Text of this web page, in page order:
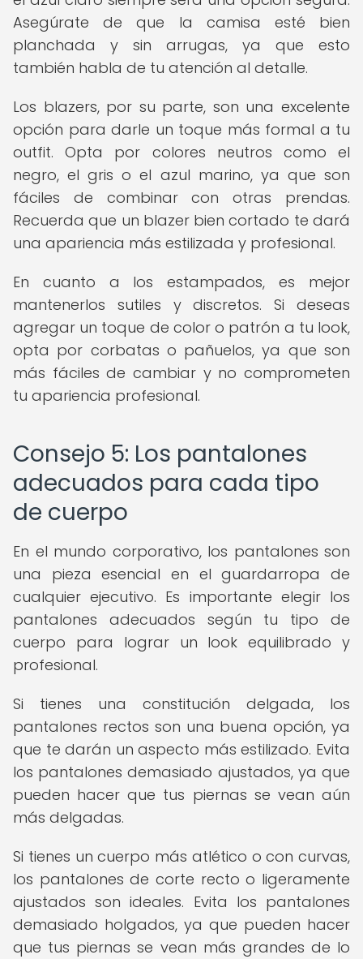
Asegúrate de que la camisa esté bien
planchada y sin arrugas, ya que esto
también habla de tu atención al detalle.
Los blazers, por su parte, son una excelente
opción para darle un toque más formal a tu
outfit. Opta por colores neutros como el
negro, el gris o el azul marino, ya que son
fáciles de combinar con otras prendas.
Recuerda que un blazer bien cortado te dará
una apariencia más estilizada y profesional.
En cuanto a los estampados, es mejor
mantenerlos sutiles y discretos. Si deseas
agregar un toque de color o patrón a tu look,
opta por corbatas o pañuelos, ya que son
más fáciles de cambiar y no comprometen
tu apariencia profesional.
Consejo 5: Los pantalones
adecuados para cada tipo
de cuerpo
En el mundo corporativo, los pantalones son
una pieza esencial en el guardarropa de
cualquier ejecutivo. Es importante elegir los
pantalones adecuados según tu tipo de
cuerpo para lograr un look equilibrado y
profesional.
Si tienes una constitución delgada, los
pantalones rectos son una buena opción, ya
que te darán un aspecto más estilizado. Evita
los pantalones demasiado ajustados, ya que
pueden hacer que tus piernas se vean aún
más delgadas.
Si tienes un cuerpo más atlético o con curvas,
los pantalones de corte recto o ligeramente
ajustados son ideales. Evita los pantalones
demasiado holgados, ya que pueden hacer
que tus piernas se vean más grandes de lo